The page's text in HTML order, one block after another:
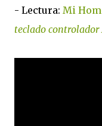
- Lectura: Mi
teclado controlador